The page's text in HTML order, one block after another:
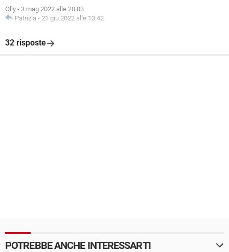
Olly - 3 mag 2022 alle 20:03
Patrizia - 21 giu 2022 alle 13:42
32 risposte
POTREBBE ANCHE INTERESSARTI